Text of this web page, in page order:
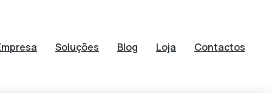
Soluções Blog Loja Contactos